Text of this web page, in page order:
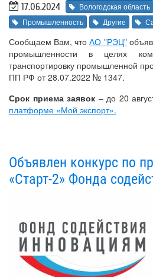
17.06.2024 Вологодская область
Промышленность
Другие
Сообщаем Вам, чтоАО "РЭЦ"
промышленности в целях
транспортировку промышленной
ПП РФ от 28.07.2022 № 1347.
Срок приема заявок – до 20
платформе «Мой экспорт».
Объявлен конкурс по
«Старт-2» Фонда